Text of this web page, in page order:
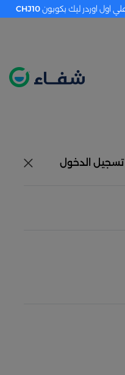
تسجيل الدخول
CHJ10